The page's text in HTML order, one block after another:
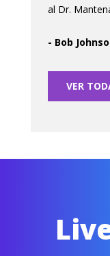
al Dr.
- Bob
VER